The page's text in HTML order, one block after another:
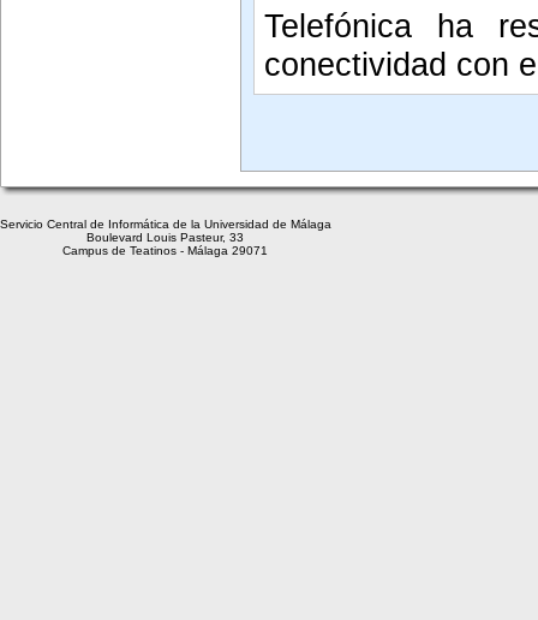
Telefónica ha
conectividad con
Servicio Central de Informática de la Universidad de Málaga
Boulevard Louis Pasteur, 33
Campus de Teatinos - Málaga 29071